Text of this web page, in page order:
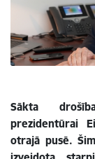
Sākta
prezidentūrai
otrajā pusē.